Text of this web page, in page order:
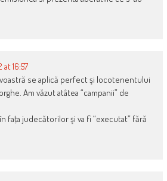
at 16:57
se aplică perfect şi locotenentului
Am văzut atâtea “campanii” de
faţa judecătorilor şi va fi “executat” fără